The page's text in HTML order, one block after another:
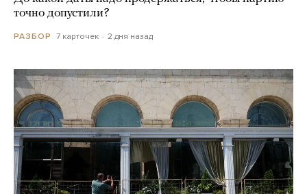
точно допустили?
РАЗБОР 7 карточек 2 дня назад